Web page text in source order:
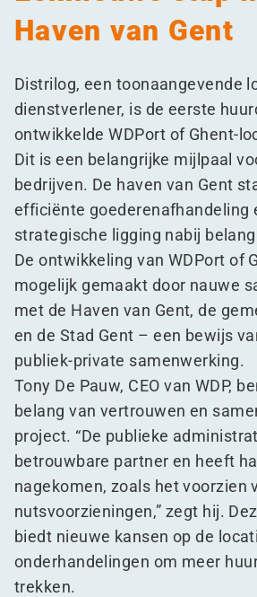
Haven van Gent
Distrilog, een toonaangevende
dienstverlener, is de eerste
ontwikkelde WDPort of Ghent-
Dit is een belangrijke mijlpaal
bedrijven. De haven van Gent
efficiënte goederenafhandeling
strategische ligging nabij
De ontwikkeling van WDPort of
mogelijk gemaakt door nauwe
met de Haven van Gent, de
en de Stad Gent – een bewijs
publiek-private samenwerking.
Tony De Pauw, CEO van WDP,
belang van vertrouwen en
project. “De publieke
betrouwbare partner en heeft
nagekomen, zoals het voorzien
nutsvoorzieningen,” zegt hij.
biedt nieuwe kansen op de
onderhandelingen om meer
trekken.